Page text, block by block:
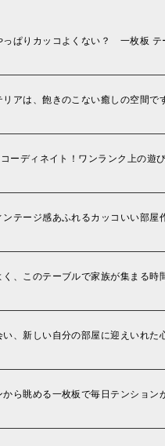
っぱりカッコよくない？ 一枚板 テ
アは、飽きのこない癒しの空間で
ーディネイト！ワンランク上の遊
テージ感あふれるカッコいい部屋
、このテーブルで家族が集まる時
、新しい自分の部屋に迎えいれた
ら眺める一枚板で毎日テンション